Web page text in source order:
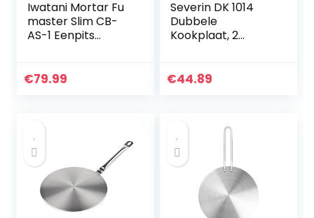
Iwatani Mortar Fu
master Slim CB-
AS-1 Eenpits
€79.99
Severin DK 1014
Dubbele
Kookplaat, 2
Cm, Traploze
€44.89